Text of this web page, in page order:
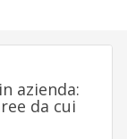
azienda:
da cui